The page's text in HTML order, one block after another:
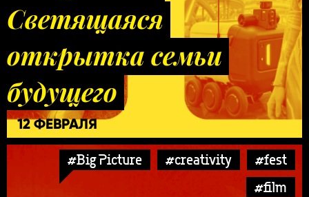
Светящаяся
открытка семьи
будущего
12 ФЕВРАЛЯ
#Big Picture #creativity
#fest
#film